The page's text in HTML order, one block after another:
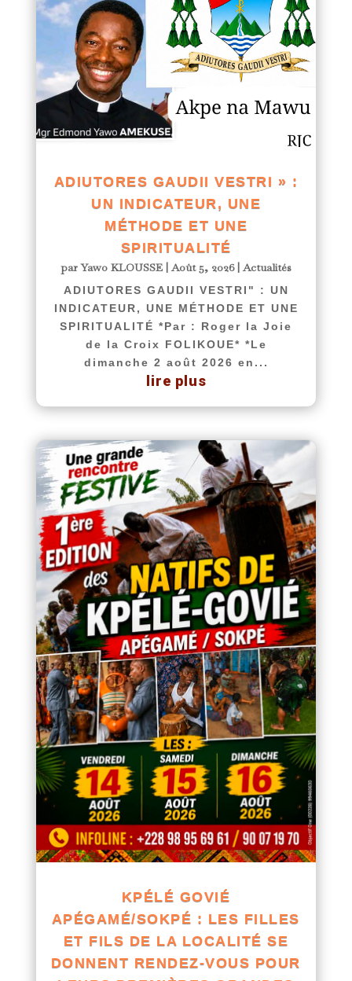
ADIUTORES GAUDII VESTRI » :
UN INDICATEUR, UNE
MÉTHODE ET UNE
SPIRITUALITÉ
parYawo KLOUSSE|Août 5, 2026|Actualités
ADIUTORES GAUDII VESTRI" : UN
INDICATEUR, UNE MÉTHODE ET UNE
SPIRITUALITÉ *Par : Roger la Joie
de la Croix FOLIKOUE* *Le
dimanche 2 août 2026 en...
lire plus
KPÉLÉ GOVIÉ
APÉGAMÉ/SOKPÉ : LES FILLES
ET FILS DE LA LOCALITÉ SE
DONNENT RENDEZ-VOUS POUR